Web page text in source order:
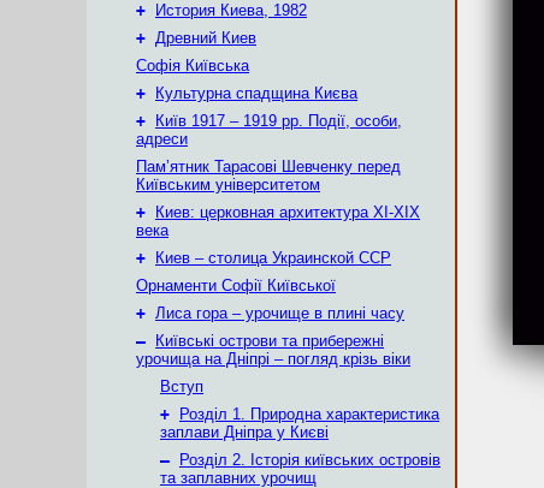
+
История Киева, 1982
+ Древний Киев
Софія Київська
+
Культурна спадщина Києва
+
Київ 1917 – 1919 рр. Події, особи,
адреси
Пам’ятник Тарасові Шевченку перед
Київським університетом
+
Киев: церковная архитектура XI-XIX
века
+
Киев – столица Украинской ССР
Орнаменти Софії Київської
+ Лиса гора – урочище в плині часу
–
Київські острови та прибережні
урочища на Дніпрі – погляд крізь віки
Вступ
+
Розділ 1. Природна характеристика
заплави Дніпра у Києві
–
Розділ 2. Історія київських островів
та заплавних урочищ